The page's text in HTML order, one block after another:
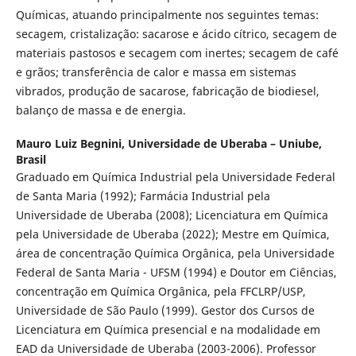
Químicas, atuando principalmente nos seguintes temas:
secagem, cristalização: sacarose e ácido cítrico, secagem de
materiais pastosos e secagem com inertes; secagem de café
e grãos; transferência de calor e massa em sistemas
vibrados, produção de sacarose, fabricação de biodiesel,
balanço de massa e de energia.
Mauro Luiz Begnini, Universidade de Uberaba – Uniube,
Brasil
Graduado em Química Industrial pela Universidade Federal
de Santa Maria (1992); Farmácia Industrial pela
Universidade de Uberaba (2008); Licenciatura em Química
pela Universidade de Uberaba (2022); Mestre em Química,
área de concentração Química Orgânica, pela Universidade
Federal de Santa Maria - UFSM (1994) e Doutor em Ciências,
concentração em Química Orgânica, pela FFCLRP/USP,
Universidade de São Paulo (1999). Gestor dos Cursos de
Licenciatura em Química presencial e na modalidade em
EAD da Universidade de Uberaba (2003-2006). Professor